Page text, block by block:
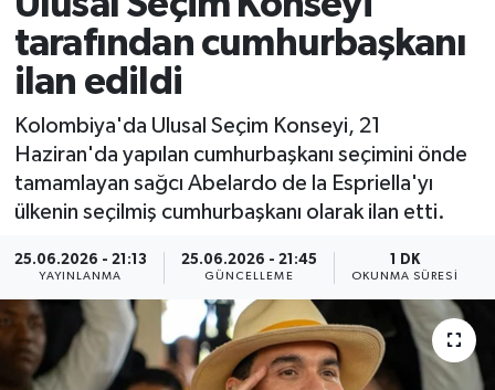
tarafından cumhurbaşkanı
ilan edildi
Kolombiya'da Ulusal Seçim Konseyi, 21
Haziran'da yapılan cumhurbaşkanı seçimini önde
tamamlayan sağcı Abelardo de la Espriella'yı
ülkenin seçilmiş cumhurbaşkanı olarak ilan etti.
25.06.2026 - 21:13
YAYINLANMA
25.06.2026 - 21:45
GÜNCELLEME
1 DK
OKUNMA SÜRESI
Resmi İlanlar
Sağlık
Si̇yaset
Spor
Yaşam
Anali̇z
Bi̇li̇m & Teknoloji̇
Tüm Manşetler
Son Dakika Haberleri
Haber Arşivi